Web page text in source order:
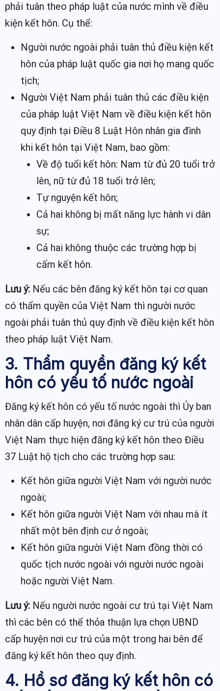
phải tuân theo pháp luật của nước mình về điều
kiện kết hôn. Cụ thể:
Người nước ngoài phải tuân thủ điều kiện kết
hôn của pháp luật quốc gia nơi họ mang quốc
tịch;
Người Việt Nam phải tuân thủ các điều kiện
của pháp luật Việt Nam về điều kiện kết hôn
quy định tại Điều 8 Luật Hôn nhân gia đình
khi kết hôn tại Việt Nam, bao gồm:
Về độ tuổi kết hôn: Nam từ đủ 20 tuổi trở
lên, nữ từ đủ 18 tuổi trở lên;
Tự nguyện kết hôn;
Cả hai không bị mất năng lực hành vi dân
sự;
Cả hai không thuộc các trường hợp bị
cấm kết hôn.
Lưu ý: Nếu các bên đăng ký kết hôn tại cơ quan
có thẩm quyền của Việt Nam thì người nước
ngoài phải tuân thủ quy định về điều kiện kết hôn
theo pháp luật Việt Nam.
3. Thẩm quyền đăng ký kết
hôn có yếu tố nước ngoài
Đăng ký kết hôn có yếu tố nước ngoài thì Ủy ban
nhân dân cấp huyện, nơi đăng ký cư trú của người
Việt Nam thực hiện đăng ký kết hôn theo Điều
37 Luật hộ tịch cho các trường hợp sau:
Kết hôn giữa người Việt Nam với người nước
ngoài;
Kết hôn giữa người Việt Nam với nhau mà ít
nhất một bên định cư ở ngoài;
Kết hôn giữa người Việt Nam đồng thời có
quốc tịch nước ngoài với người nước ngoài
hoặc người Việt Nam.
Lưu ý: Nếu người nước ngoài cư trú tại Việt Nam
thì các bên có thể thỏa thuận lựa chọn UBND
cấp huyện nơi cư trú của một trong hai bên để
đăng ký kết hôn theo quy định.
4. Hồ sơ đăng ký kết hôn có